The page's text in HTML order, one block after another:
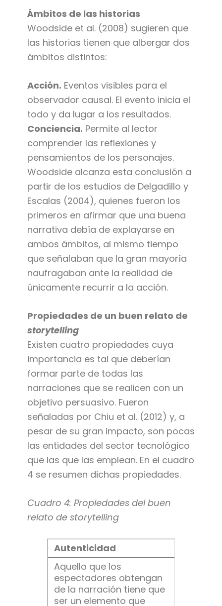
Ámbitos de las historias
Woodside et al. (2008) sugieren que
las historias tienen que albergar dos
ámbitos distintos:
Acción. Eventos visibles para el
observador causal. El evento inicia el
todo y da lugar a los resultados.
Conciencia. Permite al lector
comprender las reflexiones y
pensamientos de los personajes.
Woodside alcanza esta conclusión a
partir de los estudios de Delgadillo y
Escalas (2004), quienes fueron los
primeros en afirmar que una buena
narrativa debía de explayarse en
ambos ámbitos, al mismo tiempo
que señalaban que la gran mayoría
naufragaban ante la realidad de
únicamente recurrir a la acción.
Propiedades de un buen relato de
storytelling
Existen cuatro propiedades cuya
importancia es tal que deberían
formar parte de todas las
narraciones que se realicen con un
objetivo persuasivo. Fueron
señaladas por Chiu et al. (2012) y, a
pesar de su gran impacto, son pocas
las entidades del sector tecnológico
que las que las emplean. En el cuadro
4 se resumen dichas propiedades.
Cuadro 4: Propiedades del buen
relato de storytelling
Autenticidad
Aquello que los
espectadores obtengan
de la narración tiene que
ser un elemento que